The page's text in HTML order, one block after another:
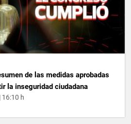
de las medidas aprobadas
la inseguridad ciudadana
16:10 h